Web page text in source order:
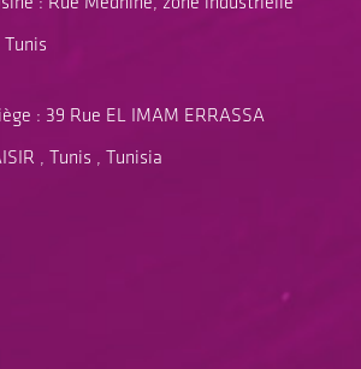
: 39 Rue EL IMAM ERRASSA
, Tunis , Tunisia